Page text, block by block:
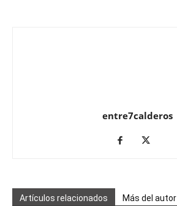
entre7calderos
Artículos relacionados Más del autor